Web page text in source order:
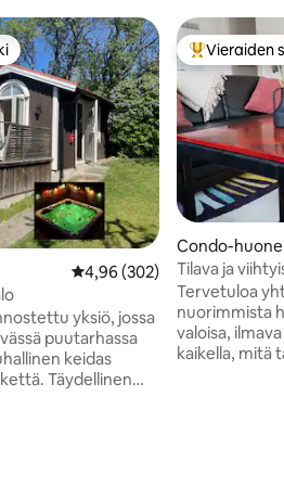
parhaimmistoa
Keskimääräinen arvio 4,96/
4,96 (302)
yksiö, jossa
puutarhassa
keidas
Täydellinen
Vieraiden
Vieraiden
Condo-
Tilava ja
queen-vuode,
kaupungista
Tervetuloa
nuorimmista
valoisa,
kaikella, mitä